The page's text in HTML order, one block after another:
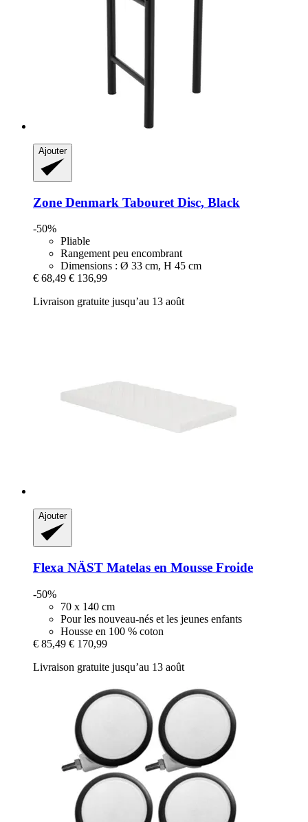
Ajouter
Zone Denmark Tabouret Disc, Black
-50%
Pliable
Rangement peu encombrant
Dimensions : Ø 33 cm, H 45 cm
€ 68,49 € 136,99
Livraison gratuite jusqu’au 13 août
Ajouter
Flexa NÄST Matelas en Mousse Froide
-50%
70 x 140 cm
Pour les nouveau-nés et les jeunes enfants
Housse en 100 % coton
€ 85,49 € 170,99
Livraison gratuite jusqu’au 13 août